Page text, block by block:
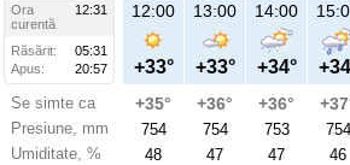
Ora
12:31
curentă
Răsărit:
05:31
Apus:
20:57
Se simte ca
Presiune, mm
Umiditate, %
12:00
+33°
+35°
754
48
13:00
+33°
+36°
754
47
14:00
+34°
+36°
753
47
754
46